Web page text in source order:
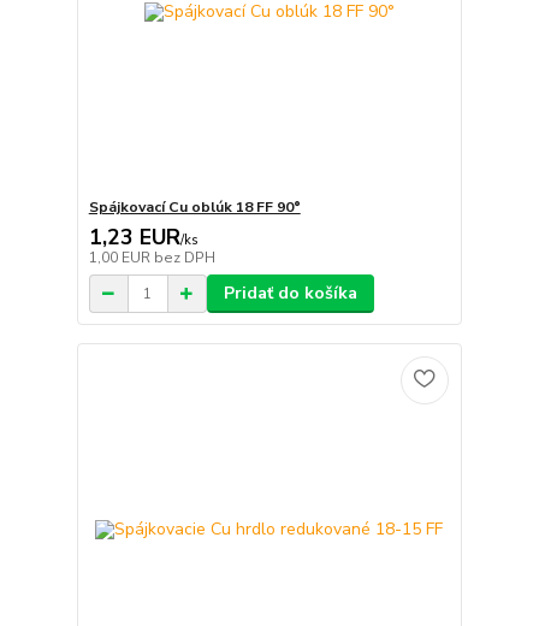
Spájkovací Cu oblúk 18 FF 90°
1,23 EUR/ks
1,00 EUR bez DPH
Pridať do košíka